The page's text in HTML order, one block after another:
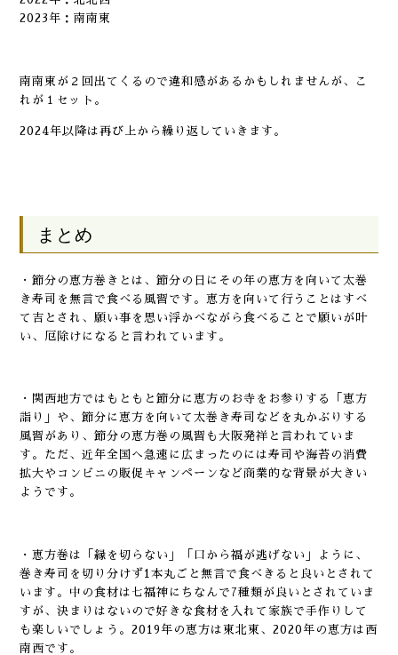
2023年：南南東
南南東が２回出てくるので違和感があるかもしれませんが、こ
れが１セット。
2024年以降は再び上から繰り返していきます。
まとめ
・節分の恵方巻きとは、節分の日にその年の恵方を向いて太巻
き寿司を無言で食べる風習です。恵方を向いて行うことはすべ
て吉とされ、願い事を思い浮かべながら食べることで願いが叶
い、厄除けになると言われています。
・関西地方ではもともと節分に恵方のお寺をお参りする「恵方
詣り」や、節分に恵方を向いて太巻き寿司などを丸かぶりする
風習があり、節分の恵方巻の風習も大阪発祥と言われていま
す。ただ、近年全国へ急速に広まったのには寿司や海苔の消費
拡大やコンビニの販促キャンペーンなど商業的な背景が大きい
ようです。
・恵方巻は「縁を切らない」「口から福が逃げない」ように、
巻き寿司を切り分けず1本丸ごと無言で食べきると良いとされて
います。中の食材は七福神にちなんで7種類が良いとされていま
すが、決まりはないので好きな食材を入れて家族で手作りして
も楽しいでしょう。2019年の恵方は東北東、2020年の恵方は西
南西です。